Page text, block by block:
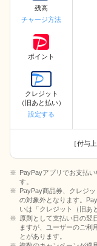
残高
チャージ方法
ポイント
クレジット
（旧あと払い）
設定する
［付与
PayPayアプリでお支払
す。
PayPay商品券、クレジ
の対象外となります。
いは「クレジット（旧あ
原則として支払い日の翌
ますが、ユーザーのご利
とがあります。